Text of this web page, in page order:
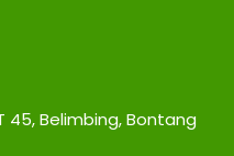
45, Belimbing, Bontang